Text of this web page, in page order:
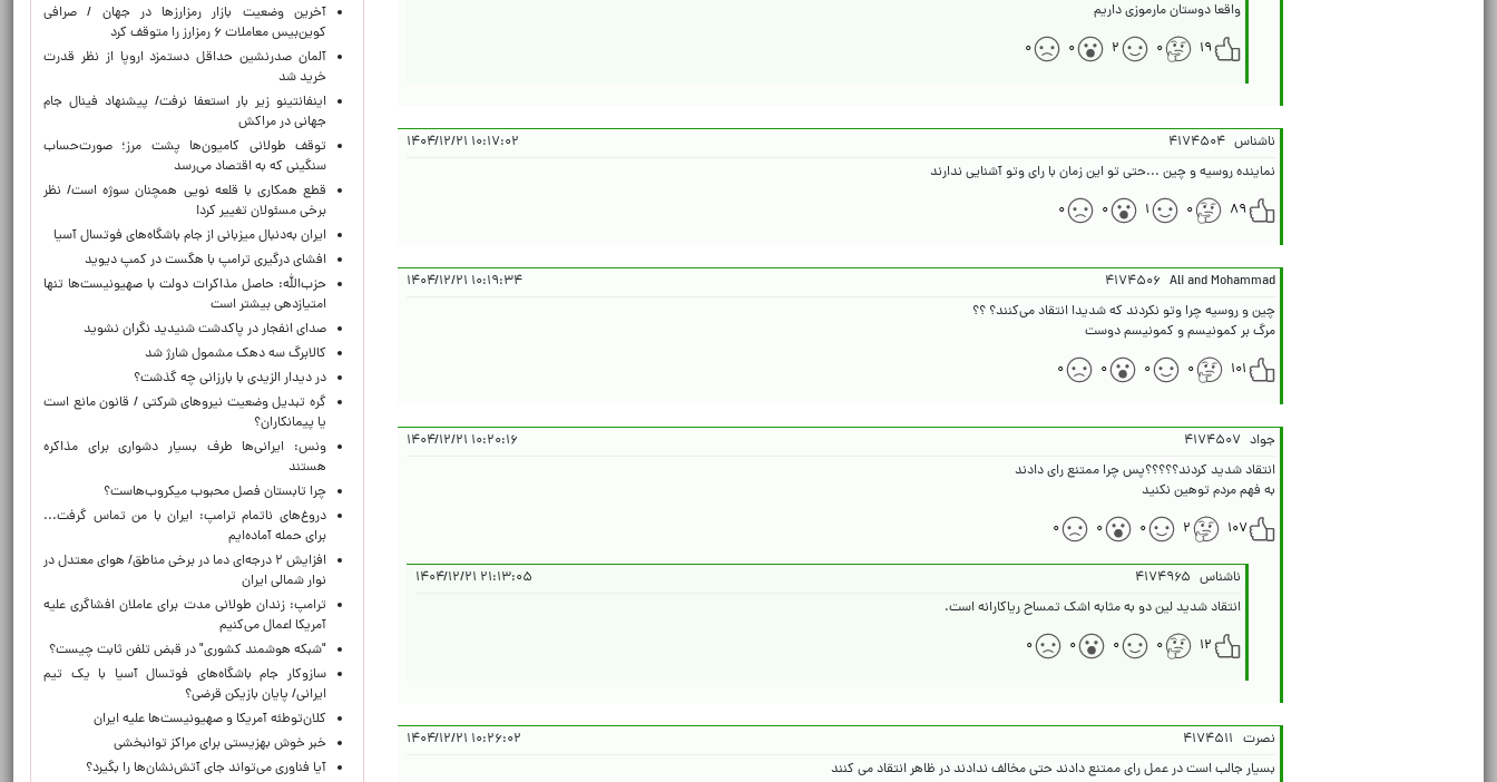
واقعا دوستان مارموزی داریم
۱۹
۰ ۲ ۰ ۰
ناشناس ۴۱۷۴۵۰۴
۱۰:۱۷:۰۲ ۱۴۰۴/۱۲/۲۱
نماینده روسیه و چین ...حتی تو این زمان با رای وتو آشنایی ندارند
۸۹
۰ ۱ ۰ ۰
Ali and Mohammad ۴۱۷۴۵۰۶
۱۰:۱۹:۳۴ ۱۴۰۴/۱۲/۲۱
مرگ بر کمونیسم و کمونیسم دوست
۱۰۱
۰ ۰ ۰ ۰
جواد ۴۱۷۴۵۰۷
۱۰:۲۰:۱۶ ۱۴۰۴/۱۲/۲۱
به فهم مردم توهین نکنید
۱۰۷
۲ ۰ ۰ ۰
ناشناس ۴۱۷۴۹۶۵
۲۱:۱۳:۰۵ ۱۴۰۴/۱۲/۲۱
انتقاد شدید لین دو به مثابه اشک تمساح ریاکارانه است.
۱۲
۰ ۰ ۰ ۰
نصرت ۴۱۷۴۵۱۱
۱۰:۲۶:۰۲ ۱۴۰۴/۱۲/۲۱
بسیار جالب است در عمل رای ممتنع دادند حتی مخالف ندادند در ظاهر انتقاد می کنند
آخرین وضعیت بازار رمزارزها در جهان / صرافی
کوین‌بیس معاملات ۶ رمزارز را متوقف کرد
آلمان صدرنشین حداقل دستمزد اروپا از نظر قدرت
خرید شد
اینفانتینو زیر بار استعفا نرفت/ پیشنهاد فینال جام
جهانی در مراکش
توقف طولانی کامیون‌ها پشت مرز؛ صورت‌حساب
سنگینی که به اقتصاد می‌رسد
قطع همکاری با قلعه نویی همچنان سوژه است/ نظر
برخی مسئولان تغییر کرد!
ایران به‌دنبال میزبانی از جام باشگاه‌های فوتسال آسیا
افشای درگیری ترامپ با هگست در کمپ دیوید
حزب‌الله: حاصل مذاکرات دولت با صهیونیست‌ها تنها
امتیازدهی‌ بیشتر است
صدای انفجار در پاکدشت شنیدید نگران نشوید
کالابرگ سه دهک مشمول شارژ شد
در دیدار الزیدی با بارزانی چه گذشت؟
گره تبدیل وضعیت نیروهای شرکتی / قانون مانع است
یا پیمانکاران؟
ونس: ایرانی‌ها طرف بسیار دشواری برای مذاکره
هستند
چرا تابستان فصل محبوب میکروب‌هاست؟
دروغ‌های ناتمام ترامپ: ایران با من تماس گرفت...
برای حمله آماده‌ایم
افزایش ۲ درجه‌ای دما در برخی مناطق/ هوای معتدل در
نوار شمالی ایران
ترامپ: زندان طولانی مدت برای عاملان افشاگری‌ علیه
آمریکا اعمال می‌کنیم
"شبکه هوشمند کشوری" در قبض تلفن ثابت چیست؟
سازوکار جام باشگاه‌های فوتسال آسیا با یک تیم
ایرانی/ پایان بازیکن قرضی؟
کلان‌توطئه آمریکا و صهیونیست‌ها علیه ایران
خبر خوش بهزیستی برای مراکز توانبخشی
آیا فناوری می‌تواند جای آتش‌نشان‌ها را بگیرد؟